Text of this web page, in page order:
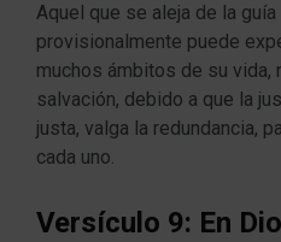
Aquel que se aleja de la
provisionalmente puede
muchos ámbitos de su vida,
salvación, debido a que la
justa, valga la redundancia,
cada uno.
Versículo 9: En